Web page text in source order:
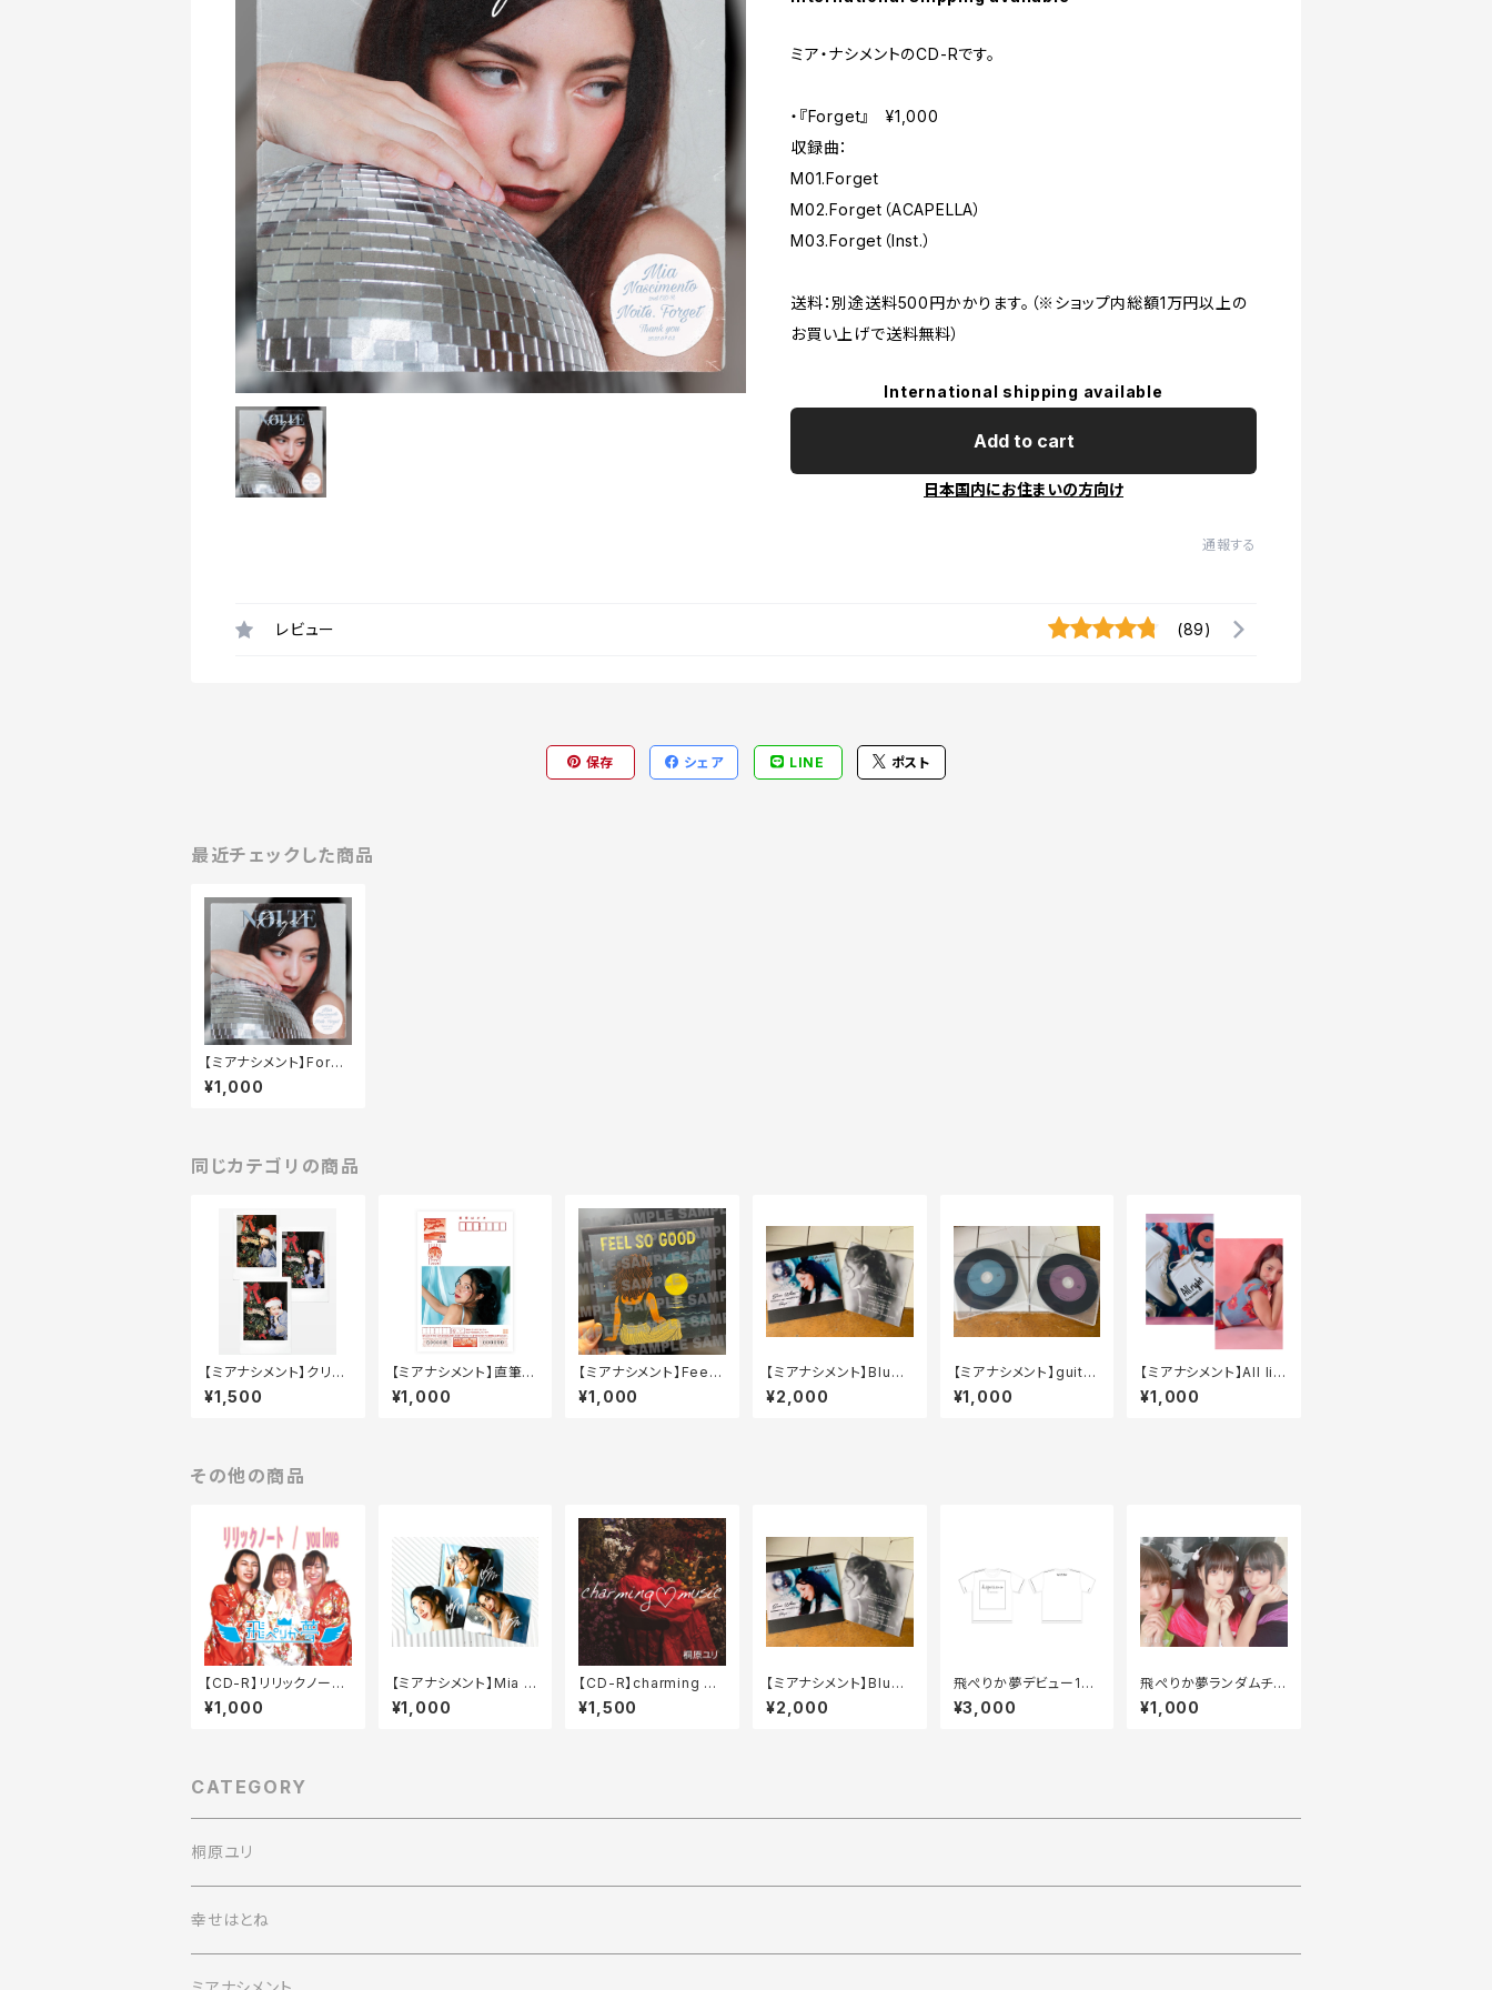
ミア・ナシメントのCD-Rです。
・『Forget』 ¥1,000
収録曲：
M01.Forget
M02.Forget（ACAPELLA）
M03.Forget（Inst.）
送料：別途送料500円かかります。（※ショップ内総額1万円以上の
お買い上げで送料無料）
International shipping available
Add to cart
日本国内にお住まいの方向け
通報する
レビュー (89)
保存 シェア LINE ポスト
最近チェックした商品
【ミアナシメント】Forge
t¥1,000
同じカテゴリの商品
【ミアナシメント】クリス
マス限定ランダムチェキ
1枚 2025ver.
¥1,500
【ミアナシメント】直筆年
賀状 2026Ver.
¥1,000
【ミアナシメント】Feel
so good
¥1,000
【ミアナシメント】Blue l
ight
¥2,000
【ミアナシメント】guitar
ra
¥1,000
【ミアナシメント】All lig
ht
¥1,000
その他の商品
【CD-R】リリックノート
/ you love（シングル）
¥1,000
【ミアナシメント】Mia m
usica限定フォトカード
（3枚セット）
¥1,000
【CD-R】charming ♡
music / I LOVE MUSI
C（シングル）
¥1,500
【ミアナシメント】Blue l
ight
¥2,000
飛ぺりか夢デビュー1周
年Tシャツ
¥3,000
飛ぺりか夢ランダムチェ
キ2枚セット
¥1,000
CATEGORY
桐原ユリ
幸せはとね